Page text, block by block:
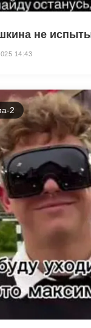
не
14:43
2